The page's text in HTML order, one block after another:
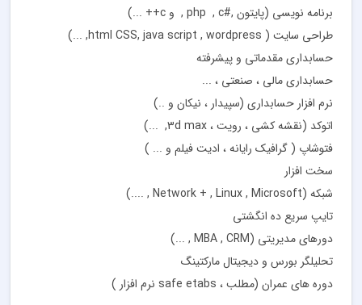
برنامه نویسی (پایتون ,#php , c , و c++ ...)
طراحی سایت ( html CSS, java script , wordpress, ...)
حسابداری مقدماتی و پیشرفته
حسابداری مالی ، صنعتی ، ...
نرم افزار حسابداری (سپیدار ، نیکان و ..)
اتوکد (نقشه کشی ، رویت ، 3d max, ...)
فتوشاپ ( گرافیک رایانه ، ادیت فیلم و ... )
سخت افزار
شبکه (Network + , Linux , Microsoft , ....)
تایپ سریع ده انگشتی
دورهای مدیریتی (MBA , CRM , ...)
تحلیلگر بورس و دیجیتال مارکتینگ
دوره های عمران (مطلب ، safe etabs نرم افزار )